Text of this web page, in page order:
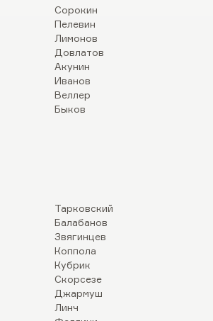
Сорокин
Пелевин
Лимонов
Довлатов
Акунин
Иванов
Веллер
Быков
Тарковский
Балабанов
Звягинцев
Коппола
Кубрик
Скорсезе
Джармуш
Линч